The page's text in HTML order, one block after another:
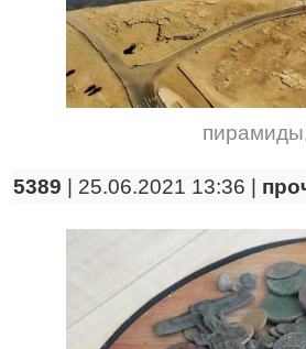
пирамиды
5389 | 25.06.2021 13:36 |